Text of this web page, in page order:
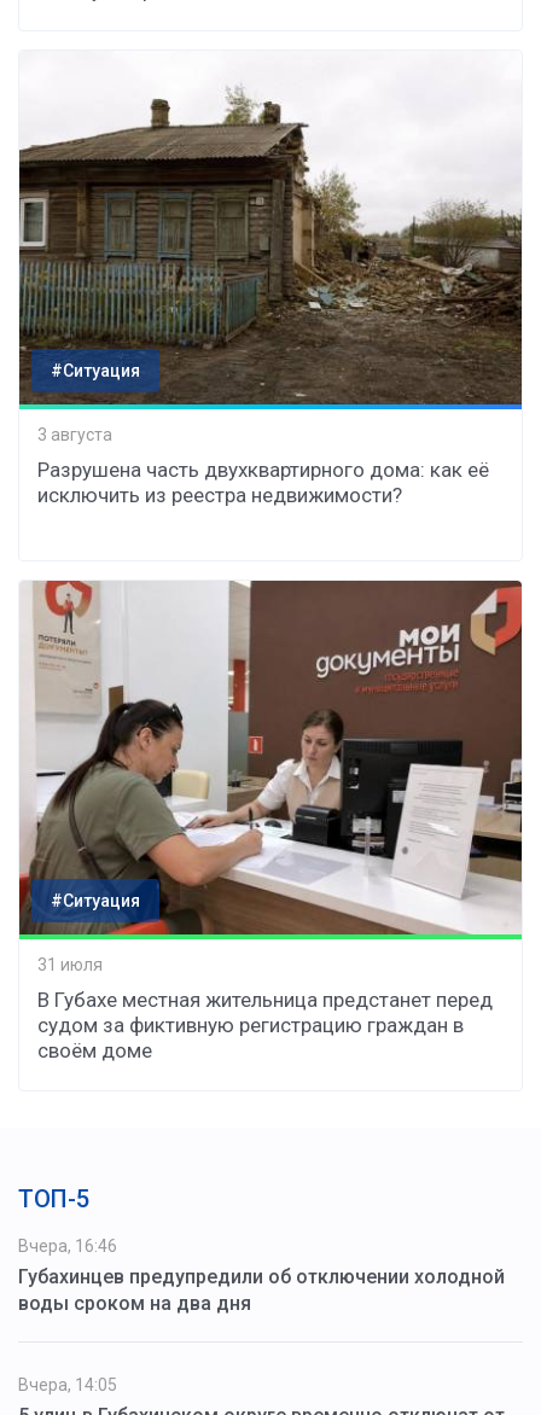
#Ситуация
3 августа
Разрушена часть двухквартирного дома: как её
исключить из реестра недвижимости?
#Ситуация
31 июля
В Губахе местная жительница предстанет перед
судом за фиктивную регистрацию граждан в
своём доме
ТОП-5
Вчера, 16:46
Губахинцев предупредили об отключении холодной
воды сроком на два дня
Вчера, 14:05